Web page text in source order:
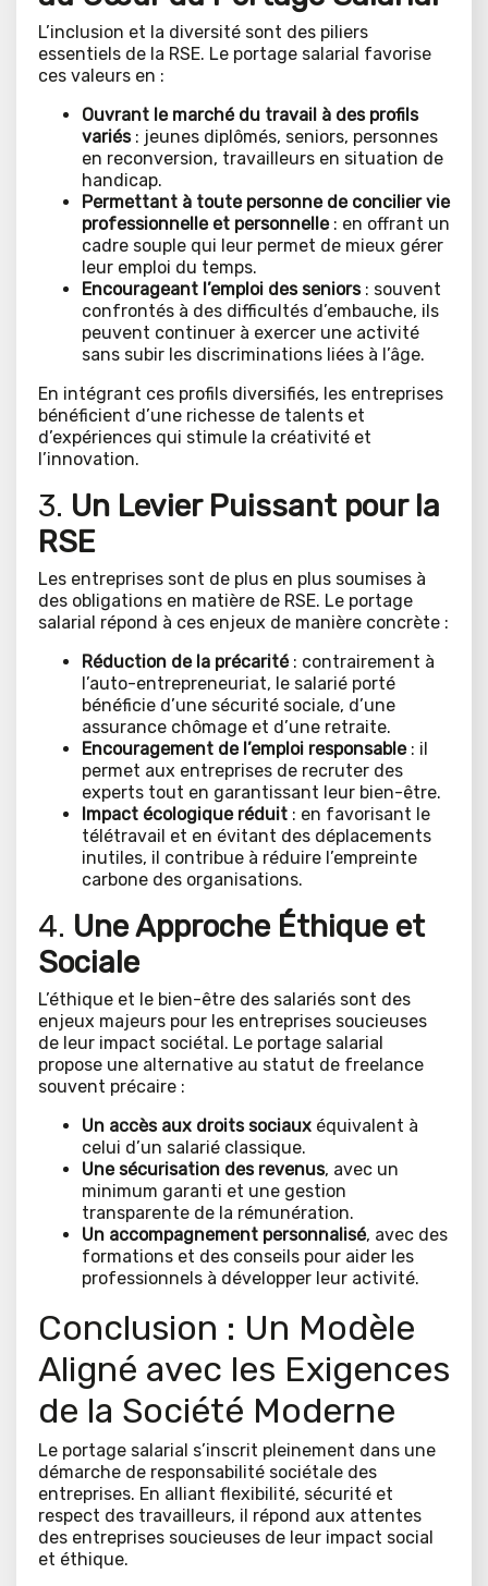
L’inclusion et la diversité sont des piliers
essentiels de la RSE. Le portage salarial favorise
ces valeurs en :
Ouvrant le marché du travail à des profils
variés: jeunes diplômés, seniors, personnes
en reconversion, travailleurs en situation de
handicap.
Permettant à toute personnede concilier vie
professionnelle et personnelle: en offrant un
cadre souple qui leur permet de mieux gérer
leur emploi du temps.
Encourageant l’emploi des seniors: souvent
confrontés à des difficultés d’embauche, ils
peuvent continuer à exercer une activité
sans subir les discriminations liées à l’âge.
En intégrant ces profils diversifiés, les entreprises
bénéficient d’une richesse de talents et
d’expériences qui stimule la créativité et
l’innovation.
3. Un Levier Puissant pour la
RSE
Les entreprises sont de plus en plus soumises à
des obligations en matière de RSE. Le portage
salarial répond à ces enjeux de manière concrète :
Réduction de la précarité: contrairement à
l’auto-entrepreneuriat, le salarié porté
bénéficie d’une sécurité sociale, d’une
assurance chômage et d’une retraite.
Encouragement de l’emploi responsable: il
permet aux entreprises de recruter des
experts tout en garantissant leur bien-être.
Impact écologique réduit : en favorisant le
télétravail et en évitant des déplacements
inutiles, il contribue à réduire l’empreinte
carbone des organisations.
4. Une Approche Éthique et
Sociale
L’éthique et le bien-être des salariés sont des
enjeux majeurs pour les entreprises soucieuses
de leur impact sociétal. Le portage salarial
propose une alternative au statut de freelance
souvent précaire :
Un accès aux droits sociaux équivalent à
celui d’un salarié classique.
Une sécurisation des revenus, avec un
minimum garanti et une gestion
transparente de la rémunération.
Un accompagnement personnalisé, avec des
formations et des conseils pour aider les
professionnels à développer leur activité.
Conclusion : Un Modèle
Aligné avec les Exigences
de la Société Moderne
Le portage salarial s’inscrit pleinement dans une
démarche de responsabilité sociétale des
entreprises. En alliant flexibilité, sécurité et
respect des travailleurs, il répond aux attentes
des entreprises soucieuses de leur impact social
et éthique.